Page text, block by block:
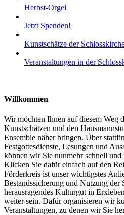
Herbst-Orgel
Jetzt Spenden!
Kunstschätze der
Veranstaltungen in der
Willkommen
Wir möchten Ihnen auf diesem Weg
Kunstschätzen und den
Ensemble näher bringen. Über
Festgottesdienste, Lesungen und
können wir Sie nunmehr schnell
Klicken Sie dafür einfach auf den
Förderkreis ist unser wichtigstes
Bestandssicherung und Nutzung der
herausragendes Kulturgut in
weiter sein. Dafür organisieren wir
Veranstaltungen, zu denen wir Sie